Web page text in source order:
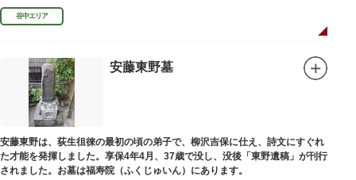
「日本画史」の称を賜りました。
谷中エリア
安藤東野墓
安藤東野は、荻生徂徠の最初の頃の弟子で、柳沢吉保に仕え、詩文にすぐれ
た才能を発揮しました。享保4年4月、37歳で没し、没後「東野遺稿」が刊行
されました。お墓は福寿院（ふくじゅいん）にあります。